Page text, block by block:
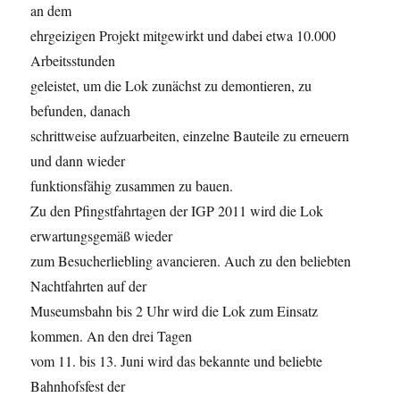
an dem
ehrgeizigen Projekt mitgewirkt und dabei etwa 10.000
Arbeitsstunden
geleistet, um die Lok zunächst zu demontieren, zu
befunden, danach
schrittweise aufzuarbeiten, einzelne Bauteile zu erneuern
und dann wieder
funktionsfähig zusammen zu bauen.
Zu den Pfingstfahrtagen der IGP 2011 wird die Lok
erwartungsgemäß wieder
zum Besucherliebling avancieren. Auch zu den beliebten
Nachtfahrten auf der
Museumsbahn bis 2 Uhr wird die Lok zum Einsatz
kommen. An den drei Tagen
vom 11. bis 13. Juni wird das bekannte und beliebte
Bahnhofsfest der